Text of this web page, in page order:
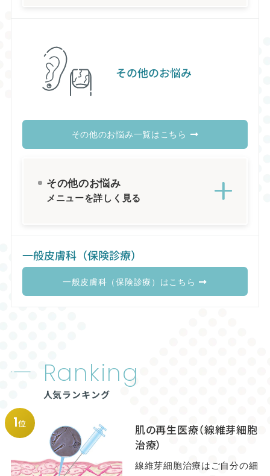
その他のお悩み
その他のお悩み一覧はこちら
その他のお悩み
メニューを詳しく見る
一般皮膚科（保険診療）
一般皮膚科（保険診療）はこちら
Ranking
人気ランキング
1位
肌の再生医療（線維芽細胞
治療）
線維芽細胞治療はご自分の細